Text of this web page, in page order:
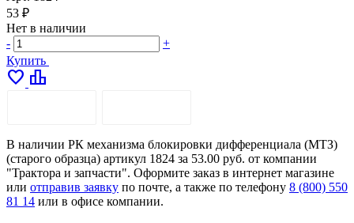
53 ₽
Нет в наличии
-
+
Купить
favorite leaderboard
В наличии РК механизма блокировки дифференциала (МТЗ)
(старого образца) артикул 1824 за 53.00 руб. от компании
"Трактора и запчасти". Оформите заказ в интернет магазине
или отправив заявку по почте, а также по телефону 8 (800) 550
81 14 или в офисе компании.